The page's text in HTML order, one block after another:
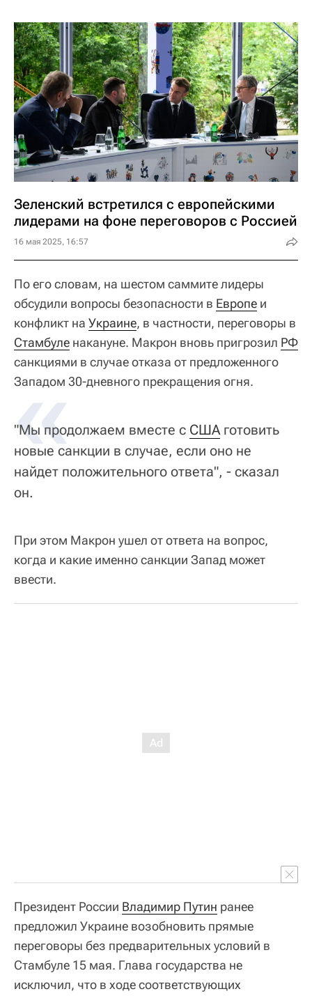
Зеленский встретился с европейскими
лидерами на фоне переговоров с Россией
16 мая 2025, 16:57
По его словам, на шестом саммите лидеры
обсудили вопросы безопасности в Европе и
конфликт на Украине, в частности, переговоры в
Стамбуле накануне. Макрон вновь пригрозил РФ
санкциями в случае отказа от предложенного
Западом 30-дневного прекращения огня.
«
"Мы продолжаем вместе с СШАготовить
новые санкции в случае, если оно не
найдет положительного ответа", - сказал
он.
При этом Макрон ушел от ответа на вопрос,
когда и какие именно санкции Запад может
ввести.
Президент России Владимир Путин ранее
предложил Украине возобновить прямые
переговоры без предварительных условий в
Стамбуле 15 мая. Глава государства не
исключил, что в ходе соответствующих